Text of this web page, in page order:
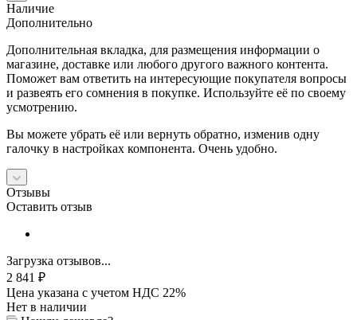
Наличие
Дополнительно
Дополнительная вкладка, для размещения информации о
магазине, доставке или любого другого важного контента.
Поможет вам ответить на интересующие покупателя вопросы
и развеять его сомнения в покупке. Используйте её по своему
усмотрению.
Вы можете убрать её или вернуть обратно, изменив одну
галочку в настройках компонента. Очень удобно.
Отзывы
Оставить отзыв
Загрузка отзывов...
2 841 ₽
Цена указана с учетом НДС 22%
Нет в наличии